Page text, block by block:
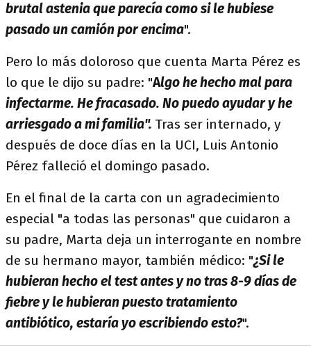
brutal astenia que parecía como si le hubiese
pasado un camión por encima".
Pero lo más doloroso que cuenta Marta Pérez es
lo que le dijo su padre: "Algo he hecho mal para
infectarme. He fracasado. No puedo ayudar y he
arriesgado a mi familia". Tras ser internado, y
después de doce días en la UCI, Luis Antonio
Pérez falleció el domingo pasado.
En el final de la carta con un agradecimiento
especial "a todas las personas" que cuidaron a
su padre, Marta deja un interrogante en nombre
de su hermano mayor, también médico: "¿Si le
hubieran hecho el test antes y no tras 8-9 días de
fiebre y le hubieran puesto tratamiento
antibiótico, estaría yo escribiendo esto?".